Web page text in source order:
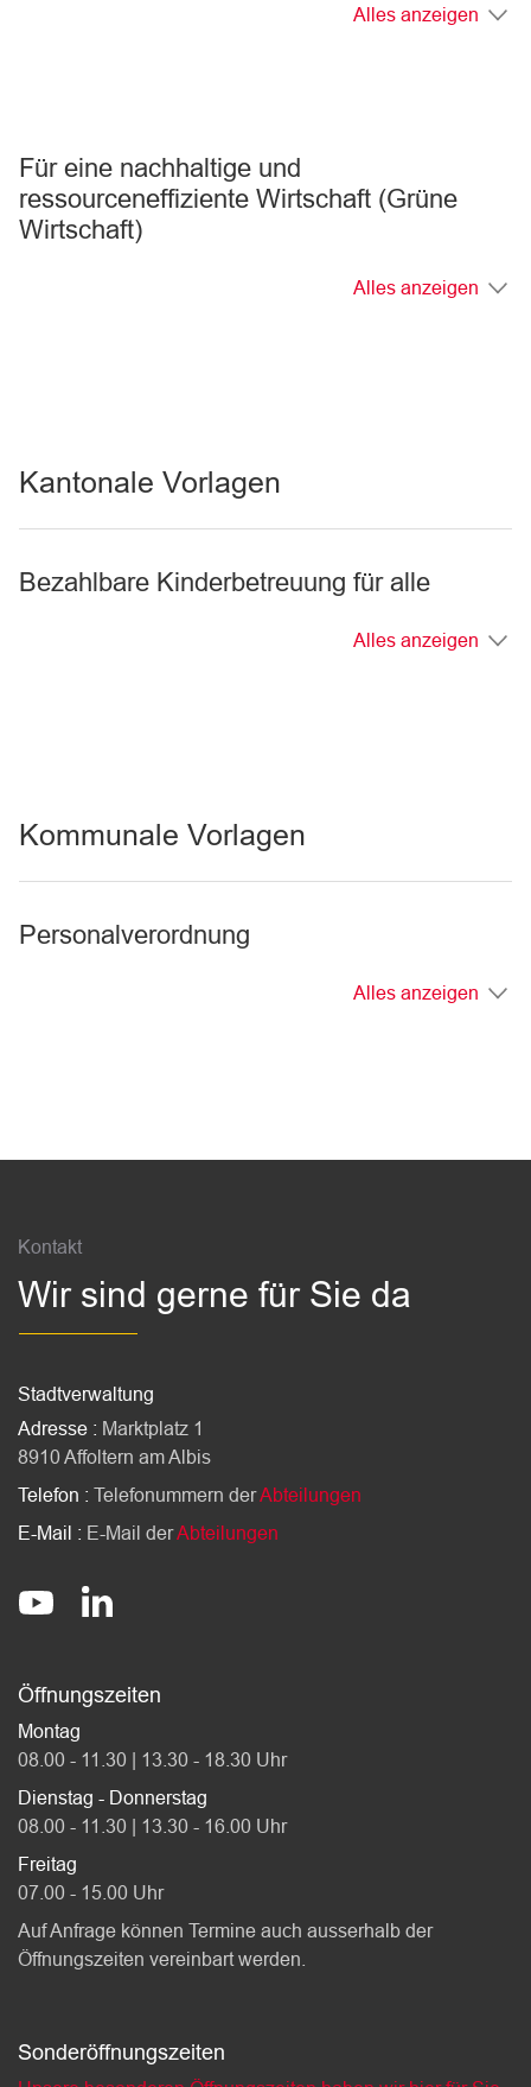
Alles anzeigen
Für eine nachhaltige und
ressourceneffiziente Wirtschaft (Grüne
Wirtschaft)
Alles anzeigen
Kantonale Vorlagen
Bezahlbare Kinderbetreuung für alle
Alles anzeigen
Kommunale Vorlagen
Personalverordnung
Alles anzeigen
Kontakt
Wir sind gerne für Sie da
Stadtverwaltung
Adresse : Marktplatz 1
8910 Affoltern am Albis
Telefon : Telefonummern derAbteilungen
E-Mail : E-Mail derAbteilungen
Socials
@StadtAffolternamAlbis
stadt-affoltern-am-albis
Öffnungszeiten
Montag
08.00 - 11.30 | 13.30 - 18.30 Uhr
Dienstag - Donnerstag
08.00 - 11.30 | 13.30 - 16.00 Uhr
Freitag
07.00 - 15.00 Uhr
Auf Anfrage können Termine auch ausserhalb der
Öffnungszeiten vereinbart werden.
Sonderöffnungszeiten